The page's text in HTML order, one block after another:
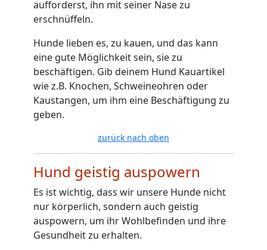
aufforderst, ihn mit seiner Nase zu
erschnüffeln.
Hunde lieben es, zu kauen, und das kann
eine gute Möglichkeit sein, sie zu
beschäftigen. Gib deinem Hund Kauartikel
wie z.B. Knochen, Schweineohren oder
Kaustangen, um ihm eine Beschäftigung zu
geben.
zurück nach oben
Hund geistig auspowern
Es ist wichtig, dass wir unsere Hunde nicht
nur körperlich, sondern auch geistig
auspowern, um ihr Wohlbefinden und ihre
Gesundheit zu erhalten.